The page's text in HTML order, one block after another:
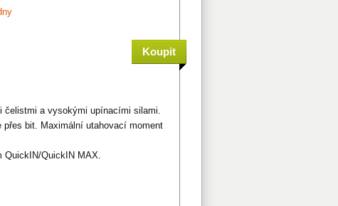
čelistmi a vysokými upínacími silami.
bit. Maximální utahovací moment
QuickIN/QuickIN MAX.